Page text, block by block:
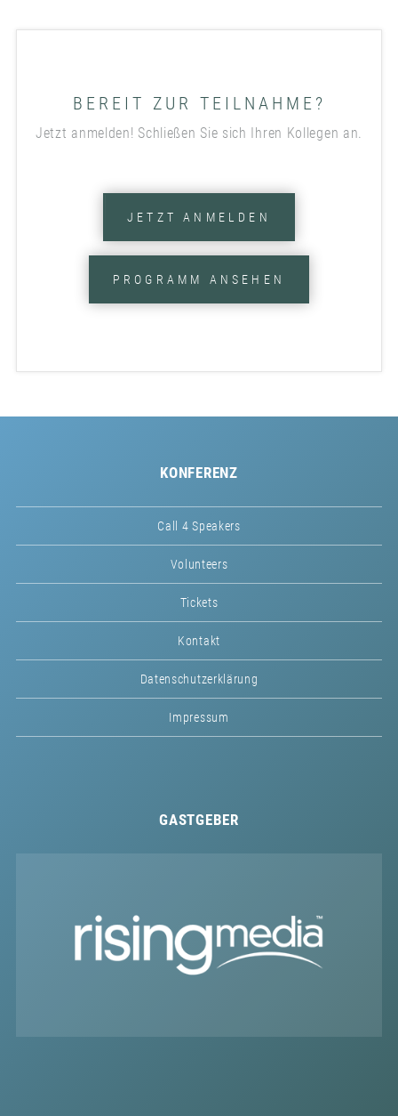
BEREIT ZUR TEILNAHME?
Jetzt anmelden! Schließen Sie sich Ihren Kollegen an.
JETZT ANMELDEN
PROGRAMM ANSEHEN
KONFERENZ
Call 4 Speakers
Volunteers
Tickets
Kontakt
Datenschutzerklärung
Impressum
GASTGEBER